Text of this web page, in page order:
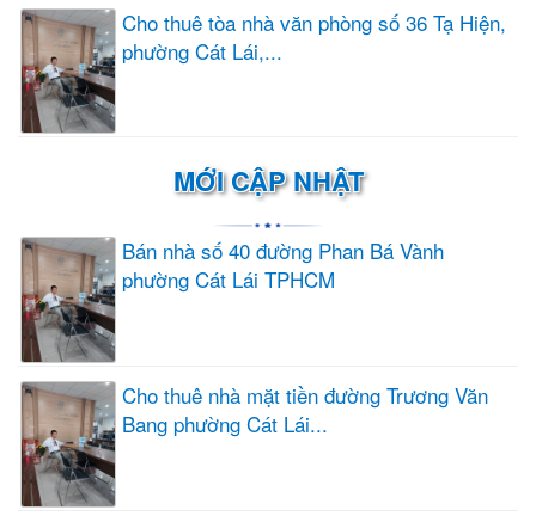
Cho thuê tòa nhà văn phòng số 36 Tạ Hiện,
phường Cát Lái,...
MỚI CẬP NHẬT
Bán nhà số 40 đường Phan Bá Vành
phường Cát Lái TPHCM
Cho thuê nhà mặt tiền đường Trương Văn
Bang phường Cát Lái...